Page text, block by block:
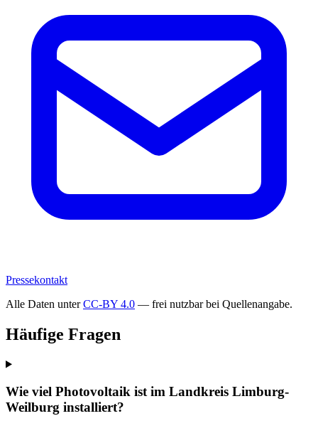
Pressekontakt
Alle Daten unterCC-BY 4.0 — frei nutzbar bei Quellenangabe.
Häufige Fragen
Wie viel Photovoltaik ist im Landkreis Limburg-
Weilburg installiert?